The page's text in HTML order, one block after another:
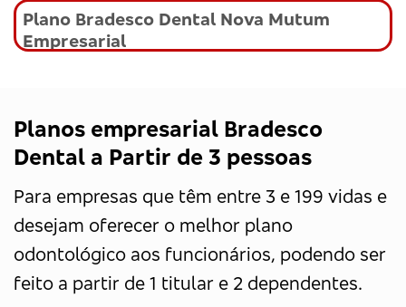
Plano Bradesco Dental Nova Mutum
Empresarial
Planos empresarial Bradesco
Dental a Partir de 3 pessoas
Para empresas que têm entre 3 e 199 vidas e
desejam oferecer o melhor plano
odontológico aos funcionários, podendo ser
feito a partir de 1 titular e 2 dependentes.